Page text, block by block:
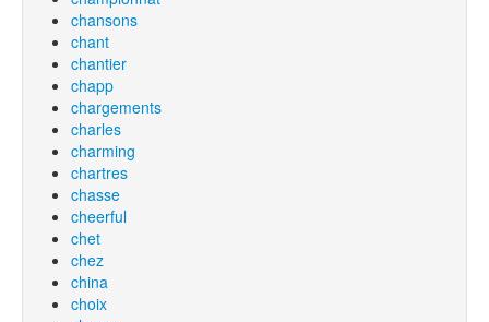
chansons
chant
chantier
chapp
chargements
charles
charming
chartres
chasse
cheerful
chet
chez
china
choix